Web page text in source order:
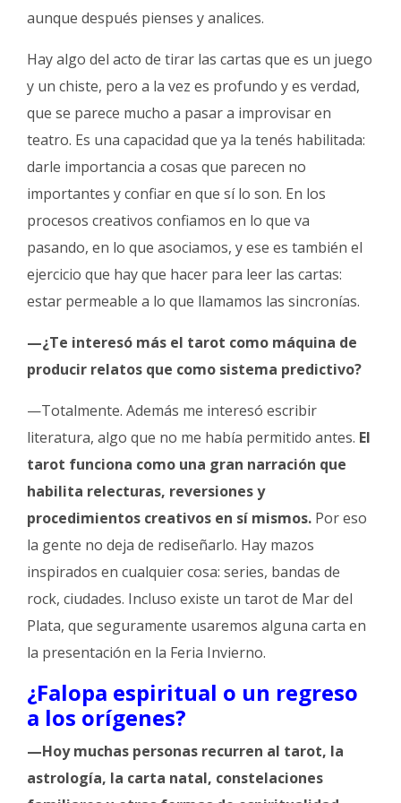
aunque después pienses y analices.
Hay algo del acto de tirar las cartas que es un juego
y un chiste, pero a la vez es profundo y es verdad,
que se parece mucho a pasar a improvisar en
teatro. Es una capacidad que ya la tenés habilitada:
darle importancia a cosas que parecen no
importantes y confiar en que sí lo son. En los
procesos creativos confiamos en lo que va
pasando, en lo que asociamos, y ese es también el
ejercicio que hay que hacer para leer las cartas:
estar permeable a lo que llamamos las sincronías.
—¿Te interesó más el tarot como máquina de
producir relatos que como sistema predictivo?
—Totalmente. Además me interesó escribir
literatura, algo que no me había permitido antes. El
tarot funciona como una gran narración que
habilita relecturas, reversiones y
procedimientos creativos en sí mismos. Por eso
la gente no deja de rediseñarlo. Hay mazos
inspirados en cualquier cosa: series, bandas de
rock, ciudades. Incluso existe un tarot de Mar del
Plata, que seguramente usaremos alguna carta en
la presentación en la Feria Invierno.
¿Falopa espiritual o un regreso
a los orígenes?
—Hoy muchas personas recurren al tarot, la
astrología, la carta natal, constelaciones